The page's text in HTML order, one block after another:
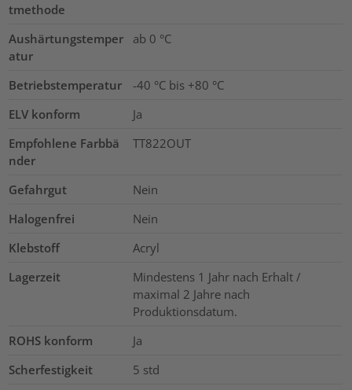
tmethode
Aushärtungstemper
atur
ab 0 °C
Betriebstemperatur
-40 °C bis +80 °C
ELV konform
Ja
Empfohlene Farbbä
nder
TT822OUT
Gefahrgut
Nein
Halogenfrei
Nein
Klebstoff
Acryl
Lagerzeit
Mindestens 1 Jahr nach Erhalt /
maximal 2 Jahre nach
Produktionsdatum.
ROHS konform
Ja
Scherfestigkeit
5 std